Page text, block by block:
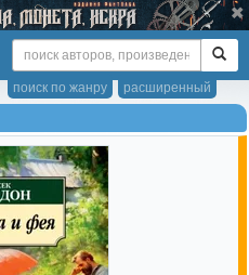
расширенный
поиск по жанру